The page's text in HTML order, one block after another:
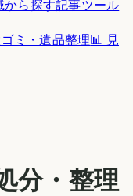
から探す記事ツール
ミ・遺品整理📊 見
分・整理